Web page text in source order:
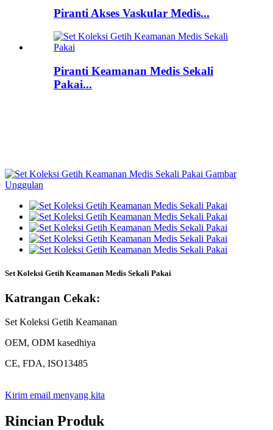
Piranti Akses Vaskular Medis...
Piranti Keamanan Medis Sekali
Pakai...
Set Koleksi Getih Keamanan Medis Sekali Pakai
Katrangan Cekak:
Set Koleksi Getih Keamanan
OEM, ODM kasedhiya
CE, FDA, ISO13485
Kirim email menyang kita
Rincian Produk